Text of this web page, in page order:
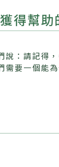
得幫助
說：請記得
需要一個能